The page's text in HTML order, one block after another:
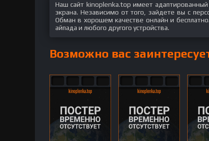
Наш сайт kinoplenka.top имеет
экрана. Независимо от того, зайдете вы с
Обман в хорошем качестве онлайн и
айпада и любого другого устройства.
Возможно вас